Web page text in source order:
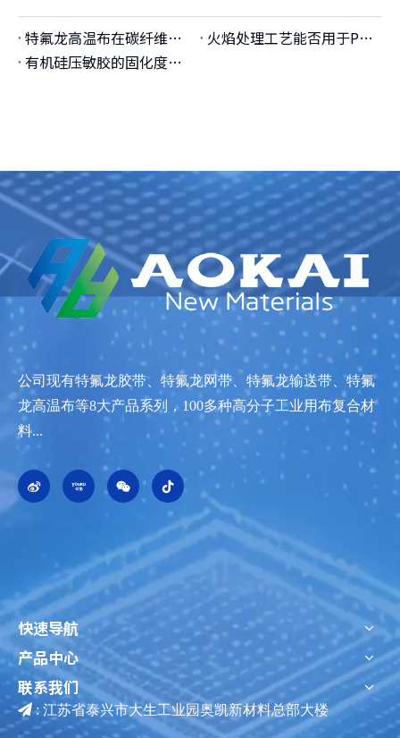
特氟龙高温布在碳纤维平板制品有哪些应用？
火焰处理工艺能否用于PTFE基材表面改性，与电晕、等离子处理的效果对比如何？
有机硅压敏胶的固化度检测方法（溶剂萃取法、DSC法、红外法）的准确性对比？
公司现有特氟龙胶带、特氟龙网带、特氟龙输送带、特氟
龙高温布等8大产品系列，100多种高分子工业用布复合材
料...
快速导航
产品中心
联系我们
: 江苏省泰兴市大生工业园奥凯新材料总部大楼